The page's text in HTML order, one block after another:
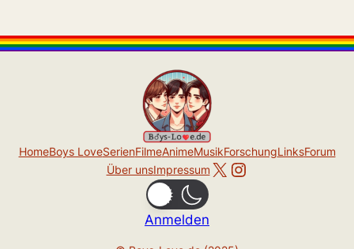
HomeBoys LoveSerienFilmeAnimeMusikForschungLinksForum
Über unsImpressumX Instagram
Anmelden